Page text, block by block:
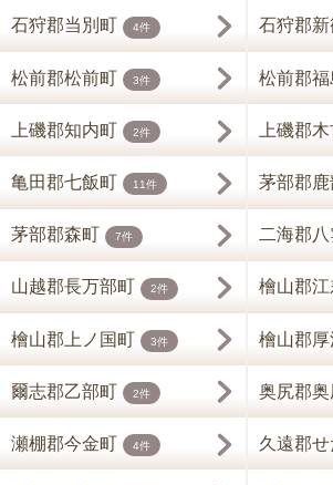
石狩郡当別町 4件 石狩郡
松前郡松前町 3件 松前郡福
上磯郡知内町 2件 上磯郡
亀田郡七飯町 11件 茅部郡鹿
茅部郡森町 7件 二海郡
山越郡長万部町 2件 檜山郡江
檜山郡上ノ国町 3件 檜山郡
爾志郡乙部町 2件 奥尻郡奥
瀬棚郡今金町 4件 久遠郡